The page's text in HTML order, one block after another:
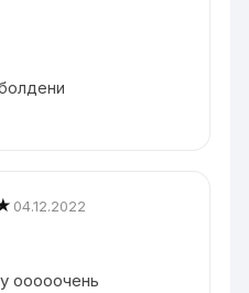
04.12.2022
ооооочень